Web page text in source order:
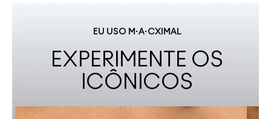
EU USO M·A·CXIMAL
EXPERIMENTE OS
ICÔNICOS